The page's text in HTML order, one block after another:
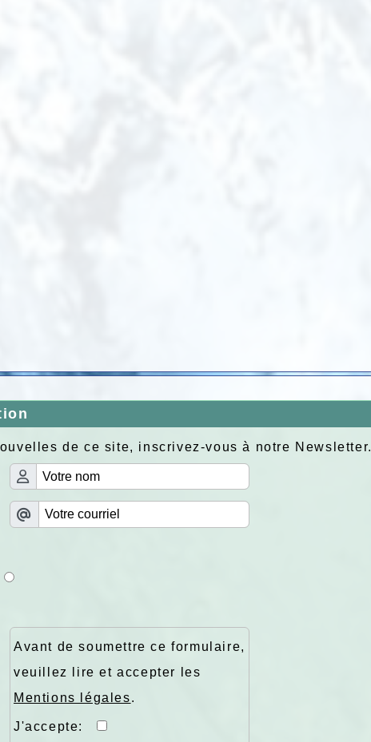
de ce site, inscrivez-vous à notre Newsletter.
Avant de soumettre ce formulaire,
veuillez lire et accepter les
Mentions légales.
J'accepte: